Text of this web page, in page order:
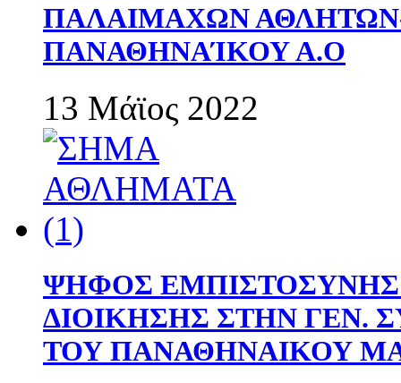
ΠΑΛΑΙΜΑΧΩΝ
ΠΑΝΑΘΗΝΑΊΚΟΥ Α.Ο
13 Μάϊος 2022
ΨΗΦΟΣ
ΔΙΟΙΚΗΣΗΣ ΣΤΗΝ ΓΕΝ.
ΤΟΥ ΠΑΝΑΘΗΝΑΙΚΟΥ